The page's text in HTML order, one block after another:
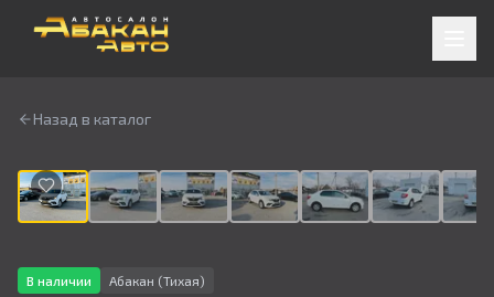
Назад в каталог
В наличии Абакан (Тихая)